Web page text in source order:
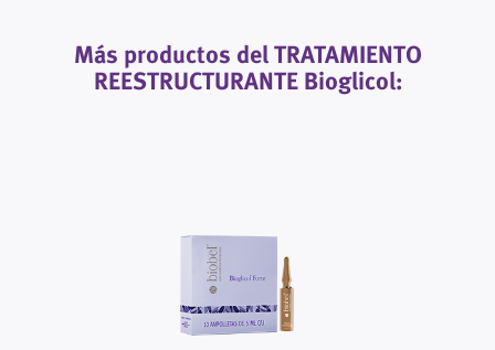
Más productos del TRATAMIENTO
REESTRUCTURANTE Bioglicol: